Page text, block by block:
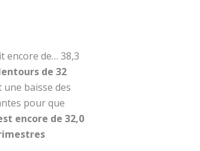
encore de… 38,3
de 32
baisse des
pour que
encore de 32,0